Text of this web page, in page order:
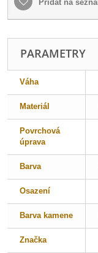
Přidat na
PARAMETRY
Váha
Materiál
Povrchová
úprava
Barva
Osazení
Barva kamene
Značka